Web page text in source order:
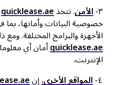
٣- الأمن. تتخذquicklease.ae
خصوصية البيانات وأمانها،
الأجهزة والبرامج المختلفة.
quicklease.aeأمان أي
الإنترنت.
٤- المواقع الأخرى.إن